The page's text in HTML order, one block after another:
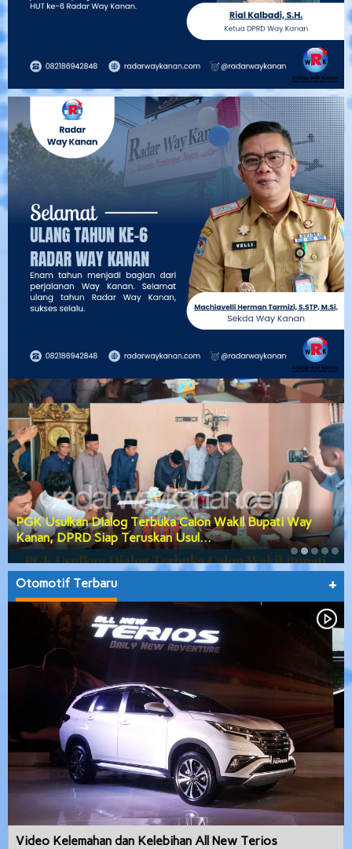
PGK Usulkan Dialog Terbuka Calon Wakil Bupati Way
Kanan, DPRD Siap Teruskan Usul…
Otomotif Terbaru +
Video Kelemahan dan Kelebihan All New Terios